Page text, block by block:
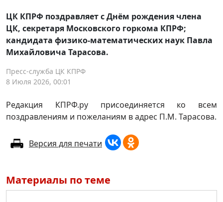
ЦК КПРФ поздравляет с Днём рождения члена
ЦК, секретаря Московского горкома КПРФ;
кандидата физико-математических наук Павла
Михайловича Тарасова.
Пресс-служба ЦК КПРФ
8 Июля 2026, 00:01
Редакция КПРФ.ру присоединяется ко всем
поздравлениям и пожеланиям в адрес П.М. Тарасова.
Версия для печати
Материалы по теме